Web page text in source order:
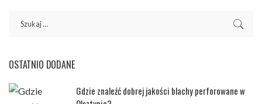
OSTATNIO DODANE
Gdzie znaleźć dobrej jakości blachy perforowane w